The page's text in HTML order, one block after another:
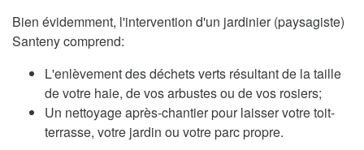
Bien évidemment, l'intervention d'un jardinier (paysagiste)
Santeny comprend:
L'enlèvement des déchets verts résultant de la taille
de votre haie, de vos arbustes ou de vos rosiers;
Un nettoyage après-chantier pour laisser votre toit-
terrasse, votre jardin ou votre parc propre.